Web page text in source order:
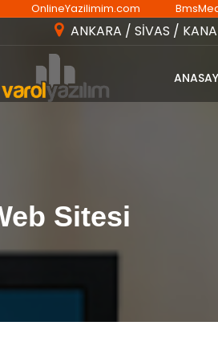
OnlineYazilimim.com
ANKARA / SİVAS /
Sitesi